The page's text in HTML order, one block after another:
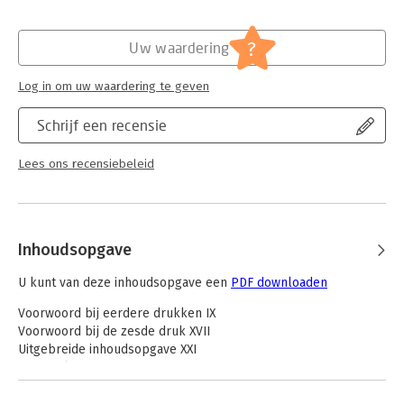
Oprichting NV
Serie:
Schrijf een recensie
Lees ons recensiebeleid
Uw waardering ?
Log in om uw waardering te geven
Inhoudsopgave
U kunt van deze inhoudsopgave een PDF downloaden
Voorwoord bij eerdere drukken IX
Voorwoord bij de zesde druk XVII
Uitgebreide inhoudsopgave XXI
Lijst van verkort aangehaalde werken XXXIX